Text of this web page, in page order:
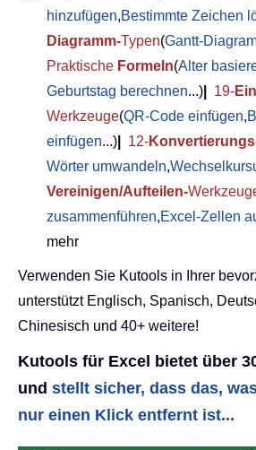
hinzufügen,Bestimmte Zeichen
Diagramm-Typen(Gantt-
Praktische Formeln(Alter
Geburtstag berechnen...) 19-
Werkzeuge(QR-Code einfügen,
einfügen...) 12-
Wörter umwandeln,
Vereinigen/Aufteilen-
zusammenführen,Excel-Zellen
mehr
Verwenden Sie Kutools in Ihrer
unterstützt Englisch, Spanisch,
Chinesisch und 40+ weitere!
Kutools für Excel bietet über
und stellt sicher, dass das,
nur einen Klick entfernt ist...